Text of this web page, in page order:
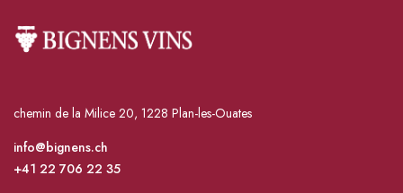
chemin de la Milice 20, 1228 Plan-les-Ouates
info@bignens.ch
+41 22 706 22 35